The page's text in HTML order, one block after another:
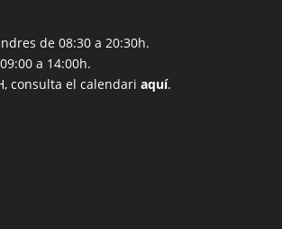
de 08:30 a 20:30h.
a 14:00h.
consulta el calendari aquí.